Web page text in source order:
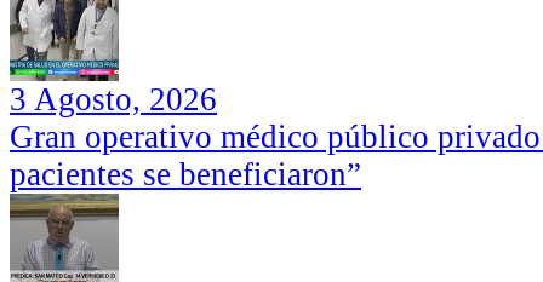
3 Agosto, 2026
Gran operativo médico público
pacientes se beneficiaron”